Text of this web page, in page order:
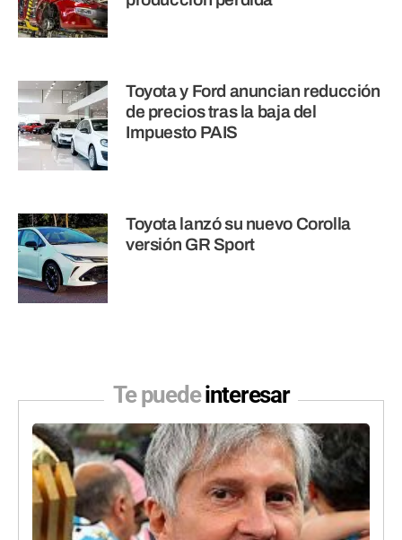
Toyota y Ford anuncian reducción
de precios tras la baja del
Impuesto PAIS
Toyota lanzó su nuevo Corolla
versión GR Sport
Te puedeinteresar